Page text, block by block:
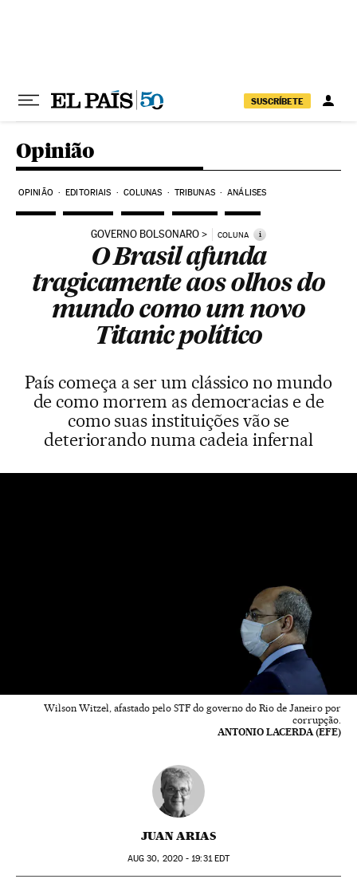
SUSCRÍBETE
Opinião
OPINIÃO EDITORIAIS COLUNAS TRIBUNAS ANÁLISES
GOVERNO BOLSONARO COLUNA i
O Brasil afunda
tragicamente aos olhos do
mundo como um novo
Titanic político
País começa a ser um clássico no mundo
de como morrem as democracias e de
como suas instituições vão se
deteriorando numa cadeia infernal
Wilson Witzel, afastado pelo STF do governo do Rio de Janeiro por
corrupção.
ANTONIO LACERDA (EFE)
JUAN ARIAS
AUG 30, 2020 - 19:31EDT